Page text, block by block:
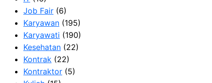
Job Fair (6)
Karyawan (195)
Karyawati (190)
Kesehatan (22)
Kontrak (22)
Kontraktor (5)